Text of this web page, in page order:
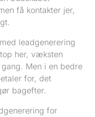
få kontakter jer,
leadgenerering
her, væksten
Men i en bedre
for, det
bagefter.
for